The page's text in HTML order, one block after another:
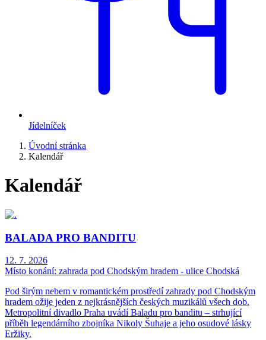
Jídelníček
Úvodní stránka
Kalendář
Kalendář
BALADA PRO BANDITU
12. 7. 2026
Místo konání: zahrada pod Chodským hradem - ulice Chodská
Pod širým nebem v romantickém prostředí zahrady pod Chodským
hradem ožije jeden z nejkrásnějších českých muzikálů všech dob.
Metropolitní divadlo Praha uvádí Baladu pro banditu – strhující
příběh legendárního zbojníka Nikoly Šuhaje a jeho osudové lásky
Eržiky.